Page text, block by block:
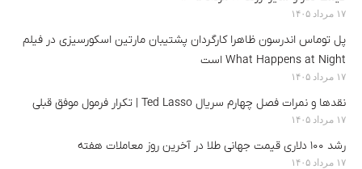
۱۷ مرداد ۱۴۰۵
پل توماس اندرسون ظاهرا کارگردان پشتیبان مارتین اسکورسیزی در فیلم
What Happens at Night است
۱۷ مرداد ۱۴۰۵
نقدها و نمرات فصل چهارم سریال Ted Lasso | تکرار فرمول موفق قبلی
۱۷ مرداد ۱۴۰۵
رشد ۱۰۰ دلاری قیمت جهانی طلا در آخرین روز معاملات هفته
۱۷ مرداد ۱۴۰۵